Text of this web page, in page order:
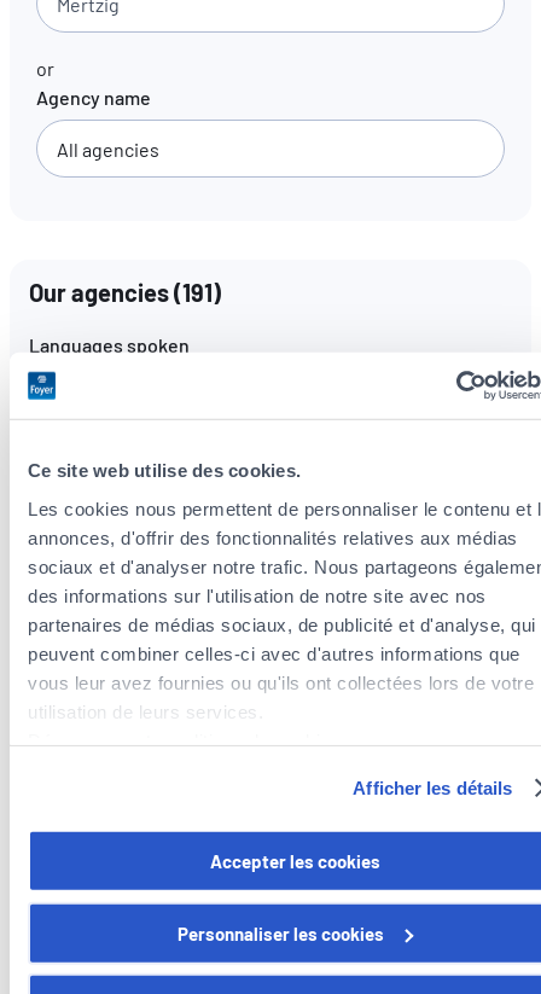
Ce site web utilise des cookies.
Les cookies nous permettent de personnaliser le contenu et
annonces, d'offrir des fonctionnalités relatives aux médias
sociaux et d'analyser notre trafic. Nous partageons
des informations sur l'utilisation de notre site avec nos
partenaires de médias sociaux, de publicité et d'analyse, qui
peuvent combiner celles-ci avec d'autres informations que
vous leur avez fournies ou qu'ils ont collectées lors de votre
utilisation de leurs services.
Vous avez la possibilité de retirer votre consentement à tout
moment en cliquant sur le lien "gestion des cookies" en bas
Certains de ces cookies sont strictement nécessaires au
Afficher les détails
Accepter les cookies
Personnaliser les cookies
or
Agency name
Our agencies(191)
Languages spoken
All languages
Insurance agents near the municipality of
Mertzig
Insurance agents in the municipality of Vichten
Insurance agents in the municipality of Feulen
Insurance agents in the municipality of Préizerdaul